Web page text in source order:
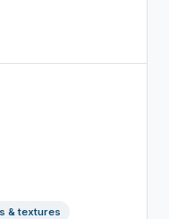
& textures